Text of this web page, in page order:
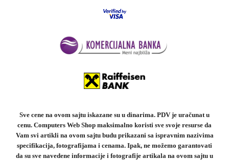
Sve cene na ovom sajtu iskazane su u dinarima. PDV je uračunat u
cenu. Computers Web Shop maksimalno koristi sve svoje resurse da
Vam svi artikli na ovom sajtu budu prikazani sa ispravnim nazivima
specifikacija, fotografijama i cenama. Ipak, ne možemo garantovati
da su sve navedene informacije i fotografije artikala na ovom sajtu u